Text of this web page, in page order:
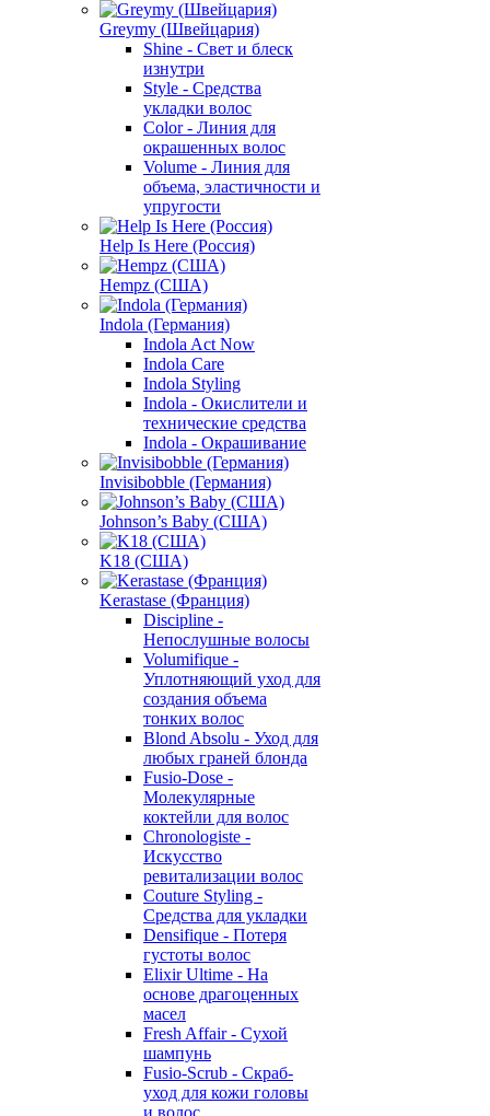
Greymy (Швейцария)
Shine - Свет и блеск
изнутри
Style - Средства
укладки волос
Color - Линия для
окрашенных волос
Volume - Линия для
объема, эластичности и
упругости
Help Is Here (Россия)
Hempz (США)
Indola (Германия)
Indola Act Now
Indola Care
Indola Styling
Indola - Окислители и
технические средства
Indola - Окрашивание
Invisibobble (Германия)
Johnson’s Baby (США)
K18 (США)
Kerastase (Франция)
Discipline -
Непослушные волосы
Volumifique -
Уплотняющий уход для
создания объема
тонких волос
Blond Absolu - Уход для
любых граней блонда
Fusio-Dose -
Молекулярные
коктейли для волос
Chronologiste -
Искусство
ревитализации волос
Couture Styling -
Средства для укладки
Densifique - Потеря
густоты волос
Elixir Ultime - На
основе драгоценных
масел
Fresh Affair - Сухой
шампунь
Fusio-Scrub - Скраб-
уход для кожи головы
и волос